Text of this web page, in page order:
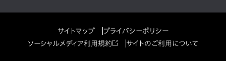
サイトマップ
プライバシーポリシー
ソーシャルメディア利用規約
サイトのご利用について